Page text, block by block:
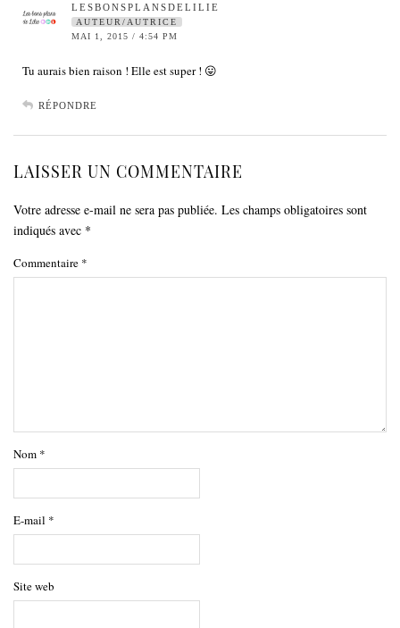
LESBONSPLANSDELILIE
AUTEUR/AUTRICE
MAI 1, 2015 / 4:54 PM
Tu aurais bien raison ! Elle est super ! 😛
RÉPONDRE
LAISSER UN COMMENTAIRE
Votre adresse e-mail ne sera pas publiée. Les champs obligatoires sont
indiqués avec *
Commentaire *
Nom *
E-mail *
Site web